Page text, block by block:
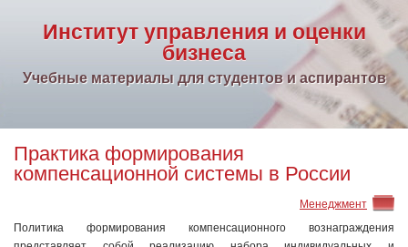
Институт управления и оценки
бизнеса
Учебные материалы для студентов и аспирантов
Практика формирования
компенсационной системы в России
Менеджмент
Политика формирования компенсационного вознаграждения